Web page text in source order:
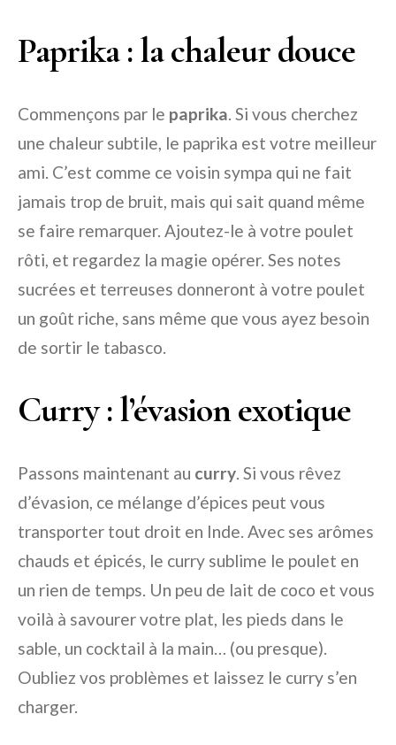
Paprika : la chaleur douce
Commençons par le paprika. Si vous cherchez
une chaleur subtile, le paprika est votre meilleur
ami. C’est comme ce voisin sympa qui ne fait
jamais trop de bruit, mais qui sait quand même
se faire remarquer. Ajoutez-le à votre poulet
rôti, et regardez la magie opérer. Ses notes
sucrées et terreuses donneront à votre poulet
un goût riche, sans même que vous ayez besoin
de sortir le tabasco.
Curry : l’évasion exotique
Passons maintenant au curry. Si vous rêvez
d’évasion, ce mélange d’épices peut vous
transporter tout droit en Inde. Avec ses arômes
chauds et épicés, le curry sublime le poulet en
un rien de temps. Un peu de lait de coco et vous
voilà à savourer votre plat, les pieds dans le
sable, un cocktail à la main… (ou presque).
Oubliez vos problèmes et laissez le curry s’en
charger.